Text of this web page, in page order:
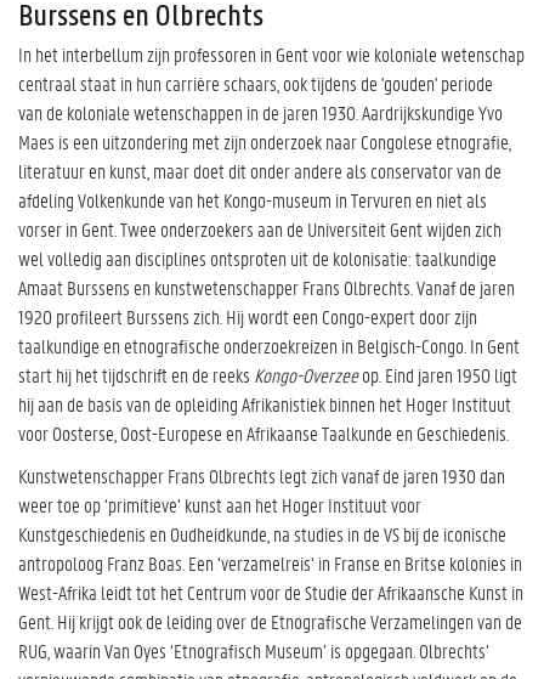
Burssens en Olbrechts
In het interbellum zijn professoren in Gent voor wie koloniale wetenschap
centraal staat in hun carrière schaars, ook tijdens de 'gouden' periode
van de koloniale wetenschappen in de jaren 1930. Aardrijkskundige Yvo
Maes is een uitzondering met zijn onderzoek naar Congolese etnografie,
literatuur en kunst, maar doet dit onder andere als conservator van de
afdeling Volkenkunde van het Kongo-museum in Tervuren en niet als
vorser in Gent. Twee onderzoekers aan de Universiteit Gent wijden zich
wel volledig aan disciplines ontsproten uit de kolonisatie: taalkundige
Amaat Burssens en kunstwetenschapper Frans Olbrechts. Vanaf de jaren
1920 profileert Burssens zich. Hij wordt een Congo-expert door zijn
taalkundige en etnografische onderzoekreizen in Belgisch-Congo. In Gent
start hij het tijdschrift en de reeks Kongo-Overzeeop. Eind jaren 1950 ligt
hij aan de basis van de opleiding Afrikanistiek binnen het Hoger Instituut
voor Oosterse, Oost-Europese en Afrikaanse Taalkunde en Geschiedenis.
Kunstwetenschapper Frans Olbrechts legt zich vanaf de jaren 1930 dan
weer toe op ‘primitieve’ kunst aan het Hoger Instituut voor
Kunstgeschiedenis en Oudheidkunde, na studies in de VS bij de iconische
antropoloog Franz Boas. Een ‘verzamelreis’ in Franse en Britse kolonies in
West-Afrika leidt tot het Centrum voor de Studie der Afrikaansche Kunst in
Gent. Hij krijgt ook de leiding over de Etnografische Verzamelingen van de
RUG, waarin Van Oyes ‘Etnografisch Museum’ is opgegaan. Olbrechts’